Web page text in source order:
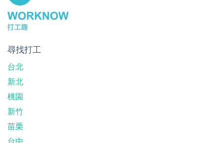
尋找打工
台北
新北
桃園
新竹
苗栗
台中